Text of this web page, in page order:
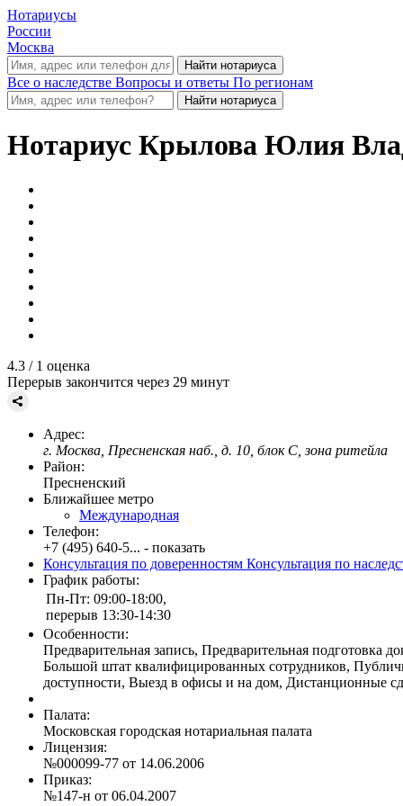
Нотариусы
России
Москва
Все о наследстве Вопросы и ответы По регионам
Нотариус Крылова Юлия
4.3 / 1 оценка
Перерыв закончится через 29 минут
Адрес:
г. Москва, Пресненская наб., д. 10, блок С, зона ритейла
Район:
Пресненский
Ближайшее метро
Международная
Телефон:
+7 (495) 640-5... - показать
Консультация по доверенностям Консультация по
График работы:
Пн-Пт: 09:00-18:00,
перерыв 13:30-14:30
Особенности:
Предварительная запись, Предварительная
Большой штат квалифицированных сотрудников,
доступности, Выезд в офисы и на дом, Дистанционные
Палата:
Московская городская нотариальная палата
Лицензия:
№000099-77 от 14.06.2006
Приказ:
№147-н от 06.04.2007